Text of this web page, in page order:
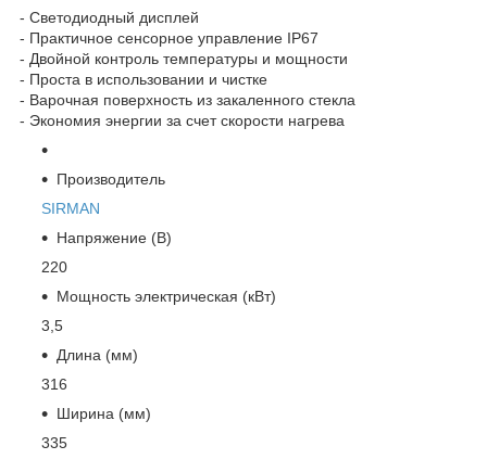
- Светодиодный дисплей
- Практичное сенсорное управление IP67
- Двойной контроль температуры и мощности
- Проста в использовании и чистке
- Варочная поверхность из закаленного стекла
- Экономия энергии за счет скорости нагрева
Производитель
SIRMAN
Напряжение (В)
220
Мощность электрическая (кВт)
3,5
Длина (мм)
316
Ширина (мм)
335